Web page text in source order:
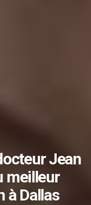
Jean
meilleur
à Dallas